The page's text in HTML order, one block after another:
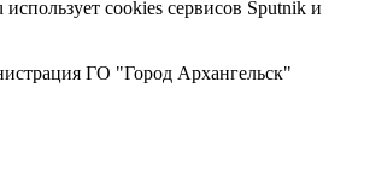
cookies сервисов Sputnik и
ГО "Город Архангельск"